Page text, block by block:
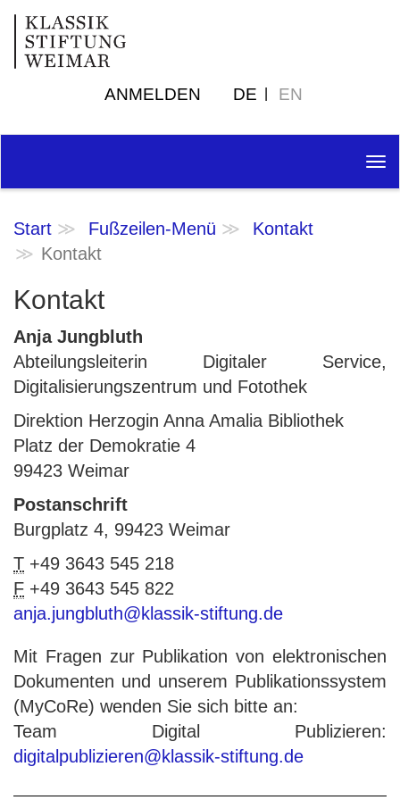
ANMELDEN DE EN
Start Fußzeilen-Menü
Kontakt
Kontakt
Kontakt
Anja Jungbluth
Abteilungsleiterin Digitaler Service,
Digitalisierungszentrum und Fotothek
Direktion Herzogin Anna Amalia Bibliothek
Platz der Demokratie 4
99423 Weimar
Postanschrift
Burgplatz 4, 99423 Weimar
T +49 3643 545 218
F +49 3643 545 822
anja.jungbluth@klassik-stiftung.de
Mit Fragen zur Publikation von elektronischen
Dokumenten und unserem Publikationssystem
(MyCoRe) wenden Sie sich bitte an:
Team Digital Publizieren:
digitalpublizieren@klassik-stiftung.de